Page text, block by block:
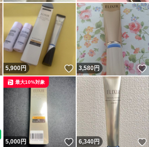
いいね！
5,900円 いいね！
3,580円
いいね！
5,000円 いいね！
最大10%対象
6,340円